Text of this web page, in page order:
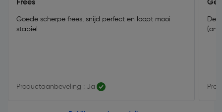
Frees
Goede scherpe frees, snijd perfect en loopt mooi
stabiel
Productaanbeveling : Ja
De